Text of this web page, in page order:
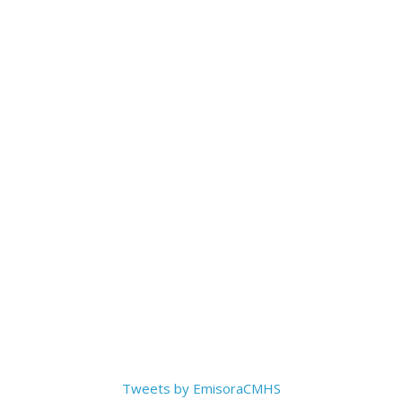
Tweets by EmisoraCMHS